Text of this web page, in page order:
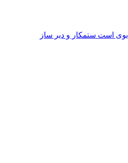
است ستمکار و دیر ساز